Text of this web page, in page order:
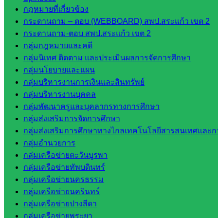
กฎหมายที่เกี่ยวข้อง
กระดานถาม – ตอบ (WEBBOARD) สพป.สระแก้ว เขต 2
กระดานถาม-ตอบ สพป.สระแก้ว เขต 2
กลุ่มกฎหมายและคดี
กลุ่มนิเทศ ติดตาม และประเมินผลการจัดการศึกษา
กลุ่มนโยบายและแผน
กลุ่มบริหารงานการเงินและสินทรัพย์
กลุ่มบริหารงานบุคคล
กลุ่มพัฒนาครูและบุคลากรทางการศึกษา
กลุ่มส่งเสริมการจัดการศึกษา
กลุ่มส่งเสริมการศึกษาทางไกลเทคโนโลยีสารสนเทศและ
กลุ่มอำนวยการ
กลุ่มเครือข่ายตะวันบูรพา
กลุ่มเครือข่ายทัพบดินทร์
กลุ่มเครือข่ายนครธรรม
กลุ่มเครือข่ายนครินทร์
กลุ่มเครือข่ายปางสีดา
กลุ่มเครือข่ายพระยา
กลุ่มพัฒนาครูและบุคลากรฯ
กลุ่มนิเทศติดตามและประเมินผลฯ
::: ©2021 sakarea2.go.th. All rights reserved. Design By SK2 ICT
สอบถามได้นะคะ
Line
Tel 037-232263:
Messenger